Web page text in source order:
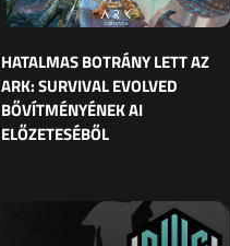
HATALMAS BOTRÁNY LETT AZ
ARK: SURVIVAL EVOLVED
BŐVÍTMÉNYÉNEK AI
ELŐZETESÉBŐL